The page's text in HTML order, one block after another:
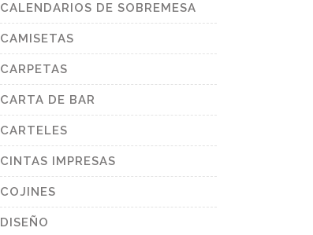
CALENDARIOS DE SOBREMESA
CAMISETAS
CARPETAS
CARTA DE BAR
CARTELES
CINTAS IMPRESAS
COJINES
DISEÑO